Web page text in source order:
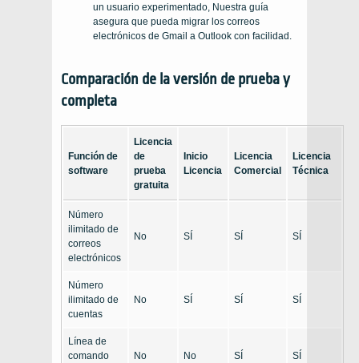
un usuario experimentado, Nuestra guía
asegura que pueda migrar los correos
electrónicos de Gmail a Outlook con facilidad.
Comparación de la versión de prueba y
completa
Función de
software
Licencia
de
prueba
gratuita
Inicio
Licencia
Licencia
Comercial
Licencia
Técnica
Número
ilimitado de
correos
electrónicos
No SÍ SÍ SÍ
Número
ilimitado de
cuentas
No SÍ SÍ SÍ
Línea de
comando
No No SÍ SÍ